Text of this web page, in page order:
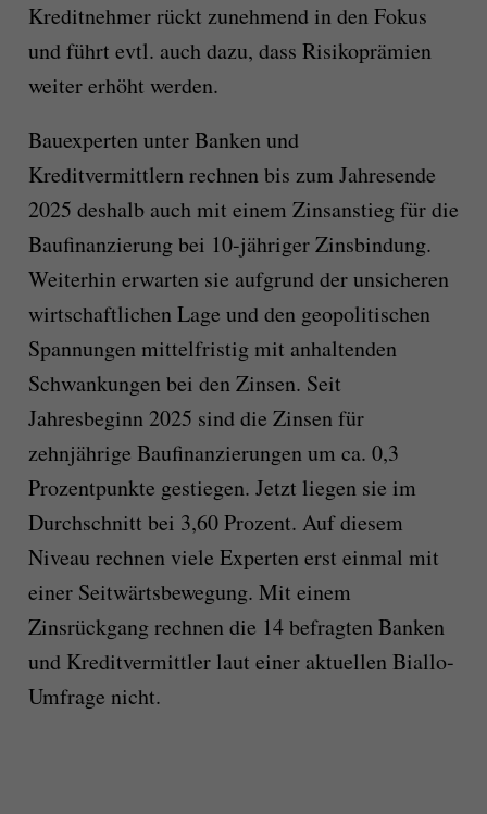
Kreditnehmer rückt zunehmend in den Fokus
und führt evtl. auch dazu, dass Risikoprämien
weiter erhöht werden.
Bauexperten unter Banken und
Kreditvermittlern rechnen bis zum Jahresende
2025 deshalb auch mit einem Zinsanstieg für die
Baufinanzierung bei 10-jähriger Zinsbindung.
Weiterhin erwarten sie aufgrund der unsicheren
wirtschaftlichen Lage und den geopolitischen
Spannungen mittelfristig mit anhaltenden
Schwankungen bei den Zinsen. Seit
Jahresbeginn 2025 sind die Zinsen für
zehnjährige Baufinanzierungen um ca. 0,3
Prozentpunkte gestiegen. Jetzt liegen sie im
Durchschnitt bei 3,60 Prozent. Auf diesem
Niveau rechnen viele Experten erst einmal mit
einer Seitwärtsbewegung. Mit einem
Zinsrückgang rechnen die 14 befragten Banken
und Kreditvermittler laut einer aktuellen Biallo-
Umfrage nicht.